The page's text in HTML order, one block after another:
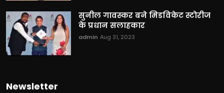
सुनील गावस्कर बने मिडविकेट स्टोरीज
के प्रधान सलाहकार
admin Aug 31, 2023
Newsletter